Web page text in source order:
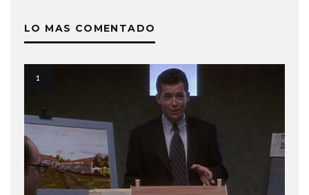
LO MAS COMENTADO